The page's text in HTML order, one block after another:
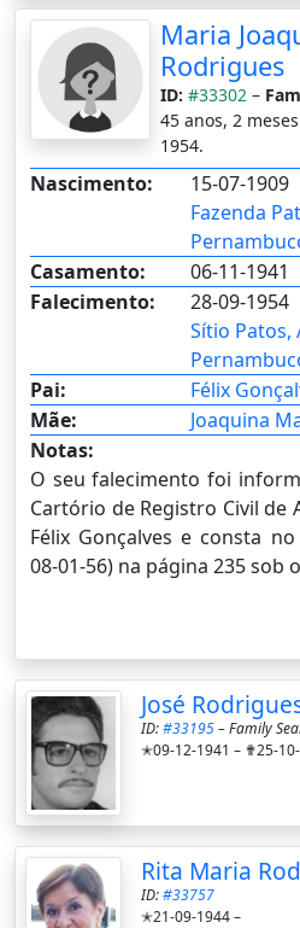
Maria
Rodrigues
ID: #33302 –
45 anos, 2
1954.
Nascimento:
15-07-1909
Fazenda
Casamento:
06-11-1941
Falecimento:
28-09-1954
Sítio Patos,
Pai:
Félix
Mãe:
Joaquina
Notas:
O seu falecimento foi
Cartório de Registro Civil de
Félix Gonçalves e consta
08-01-56) na página 235 sob
José
ID:#33195– Family
✭09-12-1941 – ✟25-
Rita Maria
ID:#33757
✭21-09-1944 –